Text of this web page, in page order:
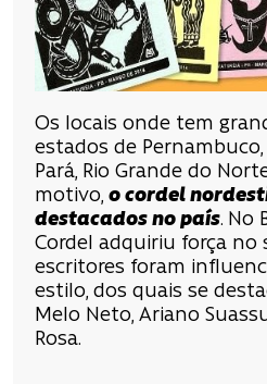
Os locais onde tem
estados de Pernambuco,
Pará, Rio Grande do
motivo, o cordel
destacados no país. No
Cordel adquiriu força no
escritores foram
estilo, dos quais se
Melo Neto, Ariano
Rosa.